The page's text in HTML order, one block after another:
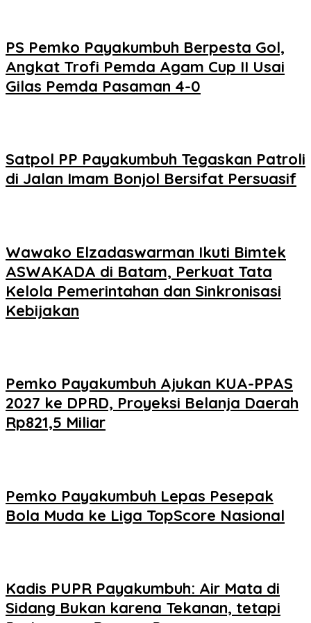
PS Pemko Payakumbuh Berpesta Gol,
Angkat Trofi Pemda Agam Cup II Usai
Gilas Pemda Pasaman 4-0
Satpol PP Payakumbuh Tegaskan Patroli
di Jalan Imam Bonjol Bersifat Persuasif
Wawako Elzadaswarman Ikuti Bimtek
ASWAKADA di Batam, Perkuat Tata
Kelola Pemerintahan dan Sinkronisasi
Kebijakan
Pemko Payakumbuh Ajukan KUA-PPAS
2027 ke DPRD, Proyeksi Belanja Daerah
Rp821,5 Miliar
Pemko Payakumbuh Lepas Pesepak
Bola Muda ke Liga TopScore Nasional
Kadis PUPR Payakumbuh: Air Mata di
Sidang Bukan karena Tekanan, tetapi